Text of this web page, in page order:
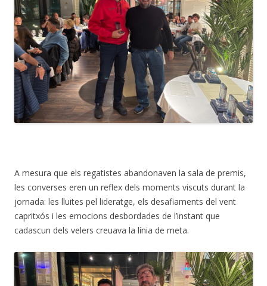
A mesura que els regatistes abandonaven la sala de premis,
les converses eren un reflex dels moments viscuts durant la
jornada: les lluites pel lideratge, els desafiaments del vent
capritxós i les emocions desbordades de l’instant que
cadascun dels velers creuava la línia de meta.